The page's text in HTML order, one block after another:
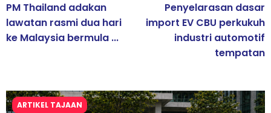
PM Thailand adakan
lawatan rasmi dua hari
ke Malaysia bermula ...
Penyelarasan dasar
import EV CBU perkukuh
industri automotif
tempatan
ARTIKEL TAJAAN